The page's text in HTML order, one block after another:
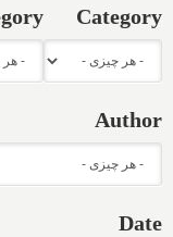
Category
Author
Date